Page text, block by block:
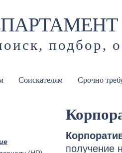
подбор,
Соискателям Срочно
получение